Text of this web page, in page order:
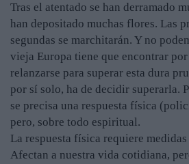
Tras el atentado se han derramado
han depositado muchas flores. Las
segundas se marchitarán. Y no
vieja Europa tiene que encontrar
relanzarse para superar esta dura
por sí solo, ha de decidir superarla.
se precisa una respuesta física
pero, sobre todo espiritual.
La respuesta física requiere
Afectan a nuestra vida cotidiana,